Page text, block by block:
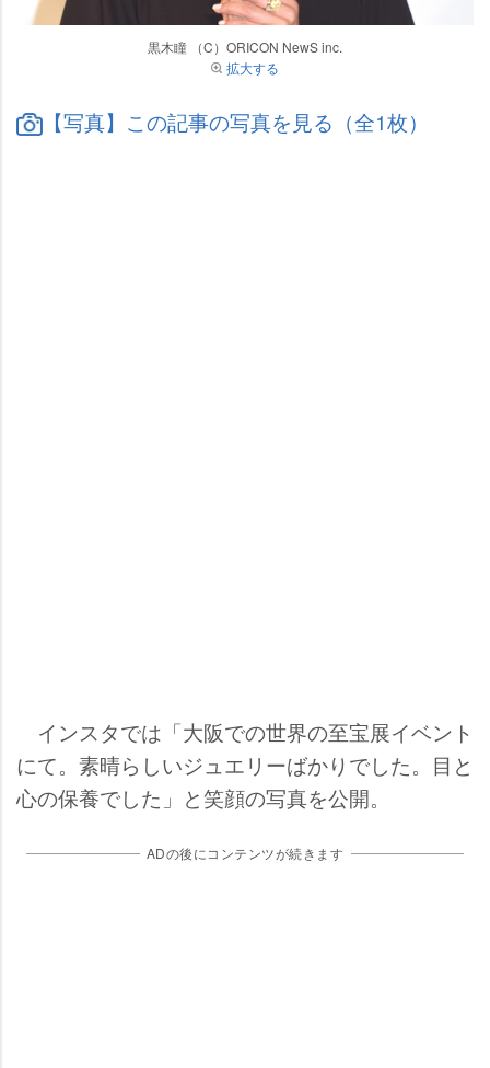
黒木瞳 （C）ORICON NewS inc.
拡大する
【写真】この記事の写真を見る（全1枚）
インスタでは「大阪での世界の至宝展イベント
にて。素晴らしいジュエリーばかりでした。目と
心の保養でした」と笑顔の写真を公開。
ADの後にコンテンツが続きます